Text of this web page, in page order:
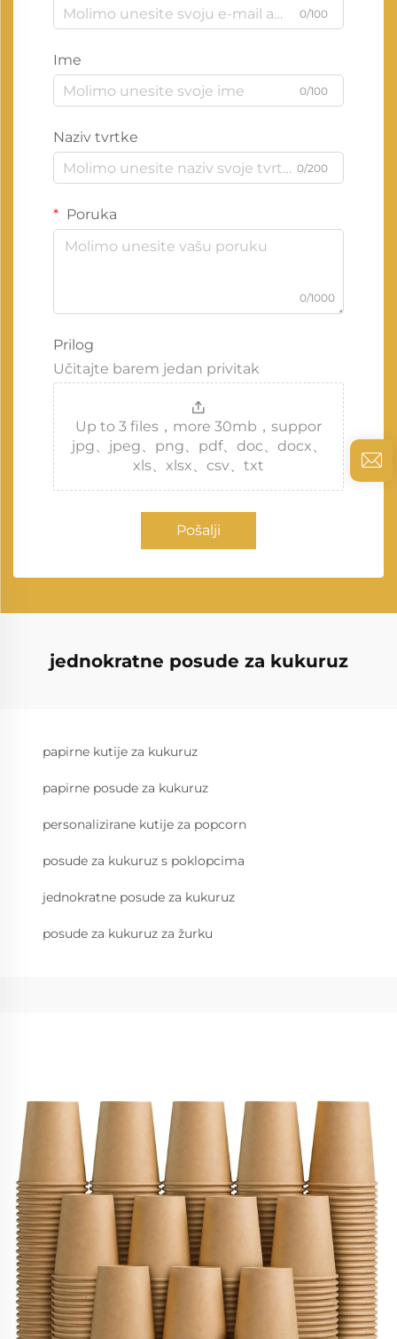
0/100
Ime
0/100
Naziv tvrtke
0/200
Poruka
0/1000
Prilog
Učitajte barem jedan privitak
Up to 3 files，more 30mb，suppor
jpg、jpeg、png、pdf、doc、docx、
xls、xlsx、csv、txt
Pošalji
jednokratne posude za kukuruz
papirne kutije za kukuruz
papirne posude za kukuruz
personalizirane kutije za popcorn
posude za kukuruz s poklopcima
jednokratne posude za kukuruz
posude za kukuruz za žurku